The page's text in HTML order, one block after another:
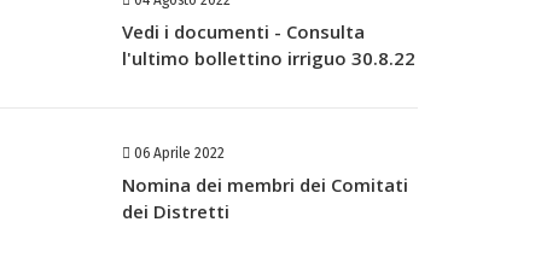
Vedi i documenti - Consulta
l'ultimo bollettino irriguo 30.8.22
06 Aprile 2022
Nomina dei membri dei Comitati
dei Distretti